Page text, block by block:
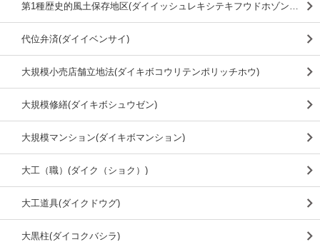
第1種歴史的風土保存地区(ダイイッシュレキシテキフウドホゾンチク)
代位弁済(ダイイベンサイ)
大規模小売店舗立地法(ダイキボコウリテンポリッチホウ)
大規模修繕(ダイキボシュウゼン)
大規模マンション(ダイキボマンション)
大工（職）(ダイク（ショク）)
大工道具(ダイクドウグ)
大黒柱(ダイコクバシラ)